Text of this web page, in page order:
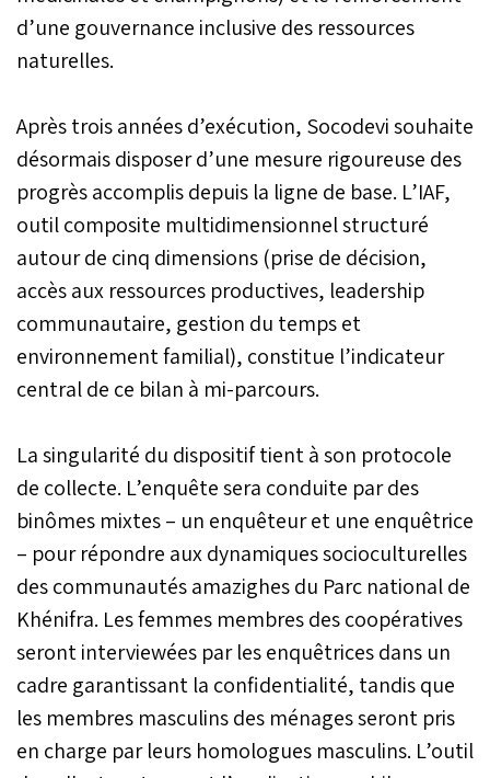
manuel de procédures.
d’une gouvernance inclusive des ressources
naturelles.
Après trois années d’exécution, Socodevi souhaite
désormais disposer d’une mesure rigoureuse des
progrès accomplis depuis la ligne de base. L’IAF,
outil composite multidimensionnel structuré
autour de cinq dimensions (prise de décision,
accès aux ressources productives, leadership
communautaire, gestion du temps et
environnement familial), constitue l’indicateur
central de ce bilan à mi-parcours.
La singularité du dispositif tient à son protocole
de collecte. L’enquête sera conduite par des
binômes mixtes – un enquêteur et une enquêtrice
– pour répondre aux dynamiques socioculturelles
des communautés amazighes du Parc national de
Khénifra. Les femmes membres des coopératives
seront interviewées par les enquêtrices dans un
cadre garantissant la confidentialité, tandis que
les membres masculins des ménages seront pris
en charge par leurs homologues masculins. L’outil